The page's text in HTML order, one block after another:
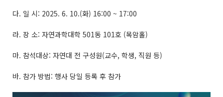
다. 일 시: 2025. 6. 10.(화) 16:00 ~ 17:00
라. 장 소: 자연과학대학 501동 101호 (목암홀)
마. 참석대상: 자연대 전 구성원(교수, 학생, 직원 등)
바. 참가 방법: 행사 당일 등록 후 참가